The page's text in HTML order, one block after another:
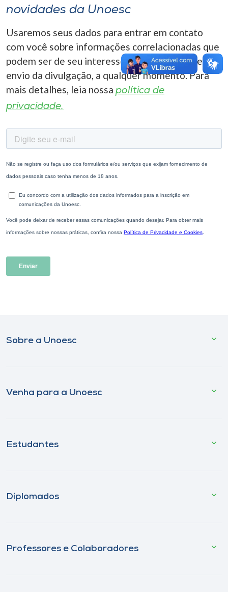
novidades da Unoesc
Usaremos seus dados para entrar em contato
com você sobre informações correlacionadas que
podem ser de seu interesse. Você pode cancelar o
envio da divulgação, a qualquer momento. Para
mais detalhes, leia nossa política de
privacidade.
Sobre a Unoesc
Venha para a Unoesc
Estudantes
Diplomados
Professores e Colaboradores